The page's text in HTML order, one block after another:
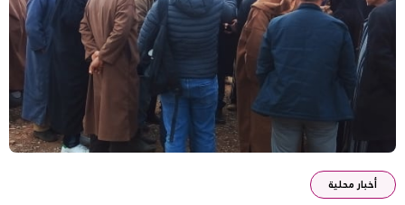
أخبار محلية